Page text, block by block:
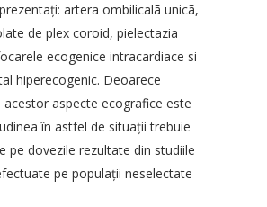
artera ombilicalã unicã,
de plex coroid, pielectazia
ecogenice intracardiace si
hiperecogenic. Deoarece
acestor aspecte ecografice este
în astfel de situaţii trebuie
pe dovezile rezultate din studiile
pe populaţii neselectate